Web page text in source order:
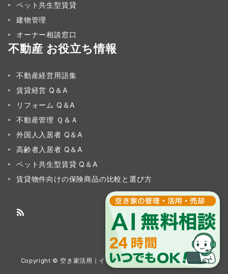
ペット共生型賃貸
建物管理
オーナー相談窓口
不動産 お役立ち情報
不動産経営用語集
賃貸経営 Q＆A
リフォーム Q＆A
不動産管理 Ｑ＆Ａ
外国人入居者 Q＆A
高齢者入居者 Q＆A
ペット共生型賃貸 Q＆A
賃貸物件向けの保険商品の比較と選び方
Copyright © 空き家活用｜イチイグループ All Rights Reserved.